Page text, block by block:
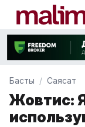
Басты Саясат
Жовтис: